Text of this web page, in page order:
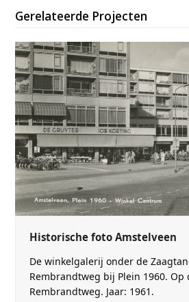
Gerelateerde Projecten
Historische foto Amstelveen
De winkelgalerij onder de
Rembrandtweg bij Plein 1960.
Rembrandtweg. Jaar: 1961.